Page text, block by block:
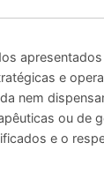
e
nem
ou de
e o